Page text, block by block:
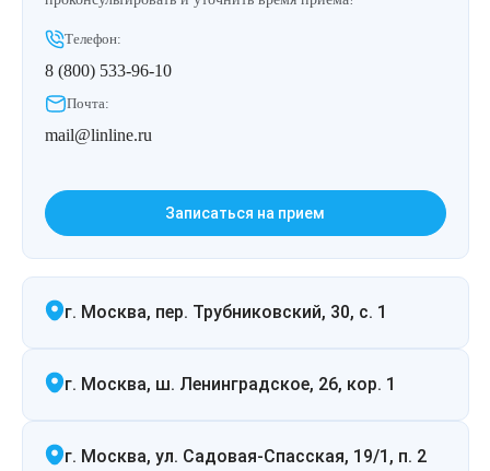
Телефон:
8 (800) 533-96-10
Почта:
mail@linline.ru
Записаться на прием
г. Москва, пер. Трубниковский, 30, с. 1
г. Москва, ш. Ленинградское, 26, кор. 1
г. Москва, ул. Садовая-Спасская, 19/1, п. 2
Лазерная подтяжка кожи на бедрах и коленях
Лазерное омоложение груди